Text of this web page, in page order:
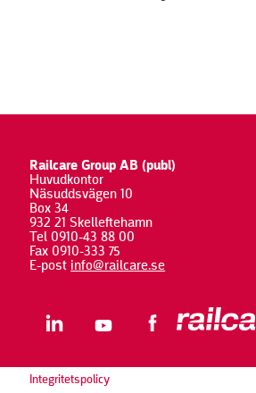
Railcare Group AB (publ)
Huvudkontor
Näsuddsvägen 10
Box 34
932 21 Skelleftehamn
Tel 0910-43 88 00
Fax 0910-333 75
E-post info@railcare.se
Integritetspolicy